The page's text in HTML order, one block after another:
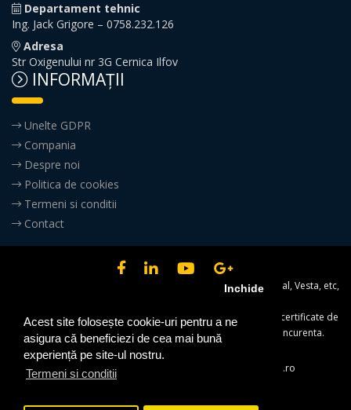
Acest site folosește cookie-uri pentru a ne
asigura că beneficiezi de cea mai bună
experiență pe site-ul nostru.
Termeni si conditii
Inchide
Departament tehnic
Ing. Jack Grigore – 0758.232.126
Adresa
Str Oxigenului nr 3G Cernica Ilfov
INFORMAŢII
Unelte GDPR
Compania
Despre noi
Politica de cookies
Termeni si conditii
Contact
Importator al produselor pneumatice AirTac, Gav Professional, Vesta, etc,
Air Tech Solutions va ofera garantia standardelor europene certificate de
institutiile abilitate din Italia si Germania, la preturi fara concurenta.
Facebook
Bucuresti
|Romania office@atsol.ro